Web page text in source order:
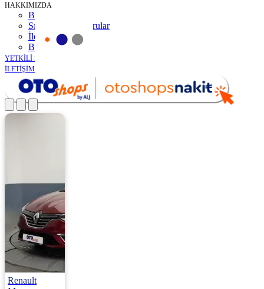
HAKKIMIZDA
Biz Kimiz
Sıkça Sorulan Sorular
İletişim
Basın Odası
YETKİLİ SATICILAR
İLETİŞİM
Renault